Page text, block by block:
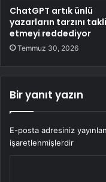
ChatGPT artık ünlü
yazarların tarzını
etmeyi reddediyor
Temmuz 30, 2026
Bir yanıt yazın
E-posta adresiniz
işaretlenmişlerdir